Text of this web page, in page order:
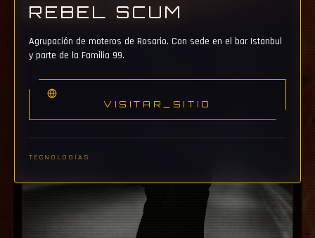
REBEL SCUM
Agrupación de moteros de Rosario. Con sede en el bar Istanbul
y parte de la Familia 99.
VISITAR_SITIO
TECNOLOGÍAS